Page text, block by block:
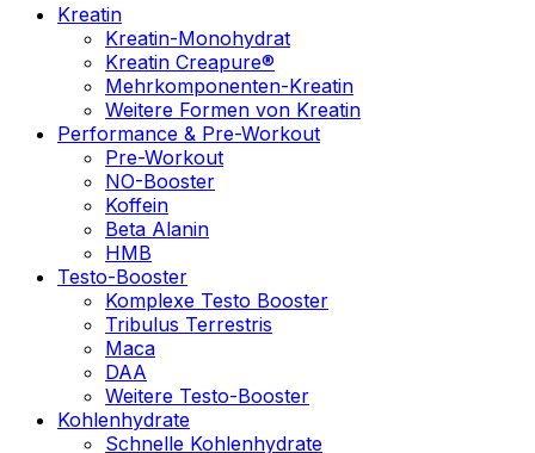
Kreatin
Kreatin-Monohydrat
Kreatin Creapure®
Mehrkomponenten-Kreatin
Weitere Formen von Kreatin
Performance & Pre-Workout
Pre-Workout
NO-Booster
Koffein
Beta Alanin
HMB
Testo-Booster
Komplexe Testo Booster
Tribulus Terrestris
Maca
DAA
Weitere Testo-Booster
Kohlenhydrate
Schnelle Kohlenhydrate